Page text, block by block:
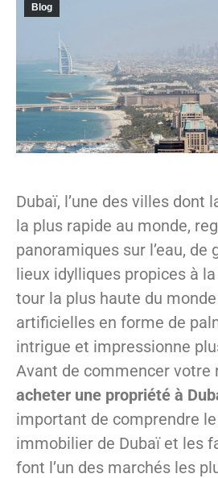
Blog
Dubaï, l’une des villes dont
la plus rapide au monde,
panoramiques sur l’eau, de
lieux idylliques propices à
tour la plus haute du
artificielles en forme de
intrigue et impressionne
Avant de commencer votre
acheter une propriété à
important de comprendre
immobilier de Dubaï et les
font l’un des marchés les